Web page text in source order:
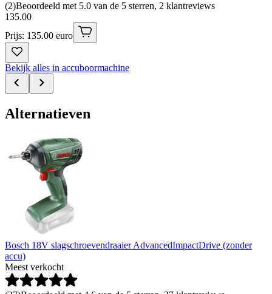
(2)Beoordeeld met 5.0 van de 5 sterren, 2 klantreviews
135.00
Prijs: 135.00 euro
Bekijk alles in accuboormachine
Alternatieven
Bosch 18V slagschroevendraaier AdvancedImpactDrive (zonder
accu)
Meest verkocht